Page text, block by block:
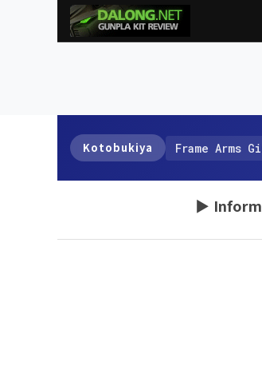
Kotobukiya Frame Arms
▶